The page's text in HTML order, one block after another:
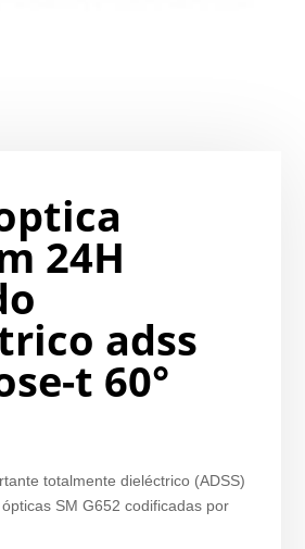
24H
adss
t 60°
totalmente dieléctrico (ADSS)
SM G652 codificadas por